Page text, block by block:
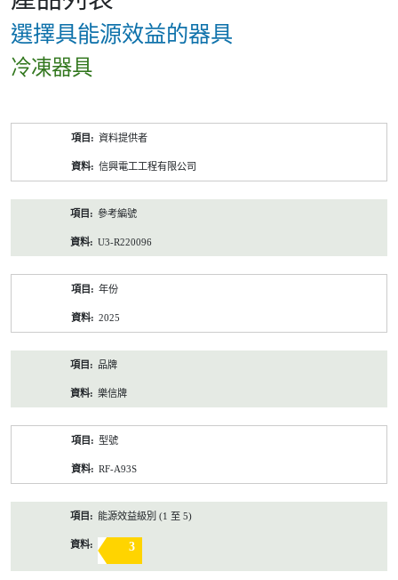
選擇具能源效益的器具
冷凍器具
資料提供者
信興電工工程有限公司
參考編號
U3-R220096
年份
2025
品牌
樂信牌
型號
RF-A93S
能源效益級別 (1 至 5)
3